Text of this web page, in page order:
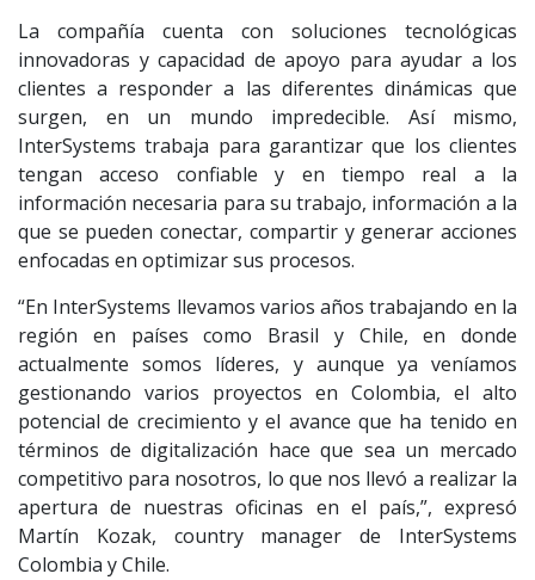
La compañía cuenta con soluciones tecnológicas
innovadoras y capacidad de apoyo para ayudar a los
clientes a responder a las diferentes dinámicas que
surgen, en un mundo impredecible. Así mismo,
InterSystems trabaja para garantizar que los clientes
tengan acceso confiable y en tiempo real a la
información necesaria para su trabajo, información a la
que se pueden conectar, compartir y generar acciones
enfocadas en optimizar sus procesos.
“En InterSystems llevamos varios años trabajando en la
región en países como Brasil y Chile, en donde
actualmente somos líderes, y aunque ya veníamos
gestionando varios proyectos en Colombia, el alto
potencial de crecimiento y el avance que ha tenido en
términos de digitalización hace que sea un mercado
competitivo para nosotros, lo que nos llevó a realizar la
apertura de nuestras oficinas en el país,”, expresó
Martín Kozak, country manager de InterSystems
Colombia y Chile.